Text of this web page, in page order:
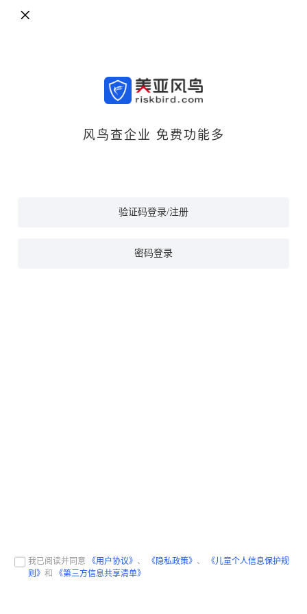
风鸟查企业 免费功能多
验证码登录/注册
密码登录
我已阅读并同意 《用户协议》 、 《隐私政策》 、
《儿童个人信息保护规
则》和 《第三方信息共享清单》